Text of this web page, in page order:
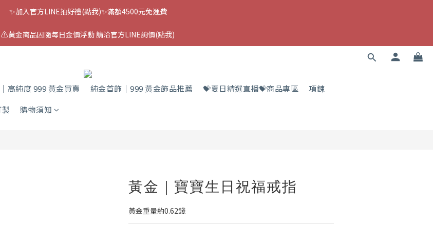
✨加入官方LINE抽好禮(點我)✨滿額4500元免運費
⚠️黃金商品因隨每日金價浮動 請洽官方LINE詢價(點我)
高純度 999 黃金買賣 純金首飾｜999 黃金飾品推薦 💝夏日精選直播💝商品專區
項鍊
製 購物須知
黃金｜寶寶生日祝福戒指
黃金重量約0.62錢